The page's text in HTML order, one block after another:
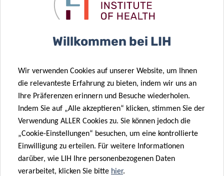
mich, die Kluft zwischen Patienten und
indem ich beide Perspektiven in die
einbezog. Doch während ich tiefer in die
Materie eindrang und meine Promotion
abschloss, erkannte ich, dass dies nur die
Oberfläche eines viel größeren Problems
berührte.
Um vulnerable Patienten zu stärken,
Willkommen bei LIH
Wir verwenden Cookies auf unserer Website, um Ihnen
die relevanteste Erfahrung zu bieten, indem wir uns an
Ihre Präferenzen erinnern und Besuche wiederholen.
Indem Sie auf „Alle akzeptieren“ klicken, stimmen Sie der
Verwendung ALLER Cookies zu. Sie können jedoch die
„Cookie-Einstellungen“ besuchen, um eine kontrollierte
Einwilligung zu erteilen. Für weitere Informationen
darüber, wie LIH Ihre personenbezogenen Daten
verarbeitet, klicken Sie bitte hier.